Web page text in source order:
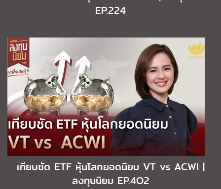
EP.224
เทียบชัด ETF หุ้นโลกยอดนิยม VT vs ACWI |
ลงทุนนิยม EP.4O2